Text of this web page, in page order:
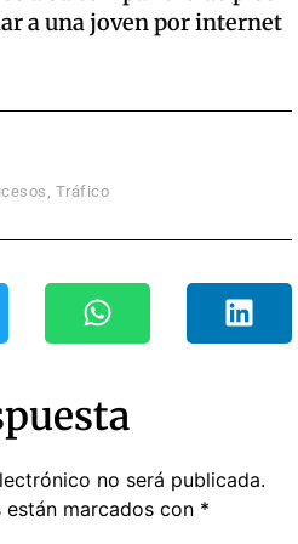
a una joven por internet
Tráfico
no será publicada.
marcados con *